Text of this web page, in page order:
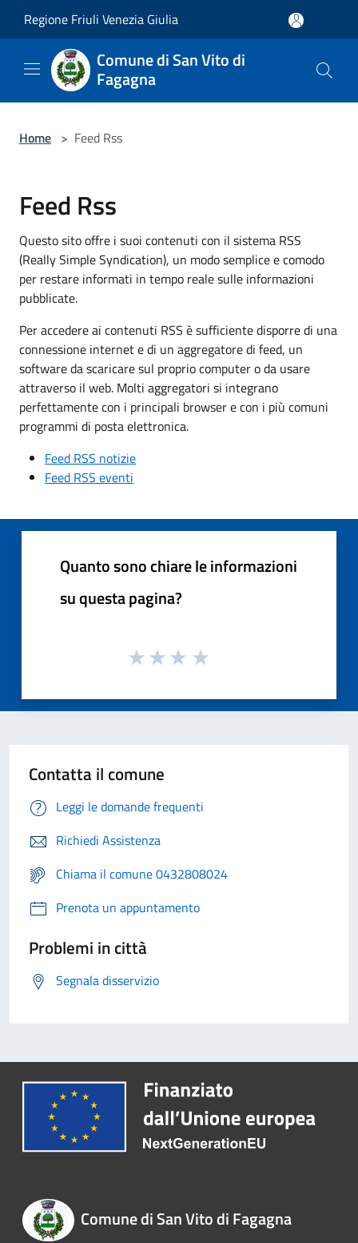
Regione Friuli Venezia Giulia
Comune di San Vito di
Fagagna
Home > Feed Rss
Feed Rss
Questo sito offre i suoi contenuti con il sistema RSS
(Really Simple Syndication), un modo semplice e comodo
per restare informati in tempo reale sulle informazioni
pubblicate.
Per accedere ai contenuti RSS è sufficiente disporre di una
connessione internet e di un aggregatore di feed, un
software da scaricare sul proprio computer o da usare
attraverso il web. Molti aggregatori si integrano
perfettamente con i principali browser e con i più comuni
programmi di posta elettronica.
Feed RSS notizie
Feed RSS eventi
Quanto sono chiare le informazioni
su questa pagina?
Contatta il comune
Leggi le domande frequenti
Richiedi Assistenza
Chiama il comune 0432808024
Prenota un appuntamento
Problemi in città
Segnala disservizio
Comune di San Vito di Fagagna